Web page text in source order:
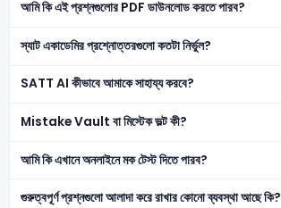
আমি কি এই প্রশ্নগুলোর PDF ডাউনলোড করতে পারব?
স্যাট একাডেমির প্রশ্নোত্তরগুলো কতটা নির্ভুল?
SATT AI কীভাবে আমাকে সাহায্য করবে?
Mistake Vault বা মিস্টেক ভল্ট কী?
আমি কি এখানে অনলাইনে মক টেস্ট দিতে পারব?
গুরুত্বপূর্ণ প্রশ্নগুলো আলাদা করে রাখার কোনো ব্যবস্থা আছে কি?